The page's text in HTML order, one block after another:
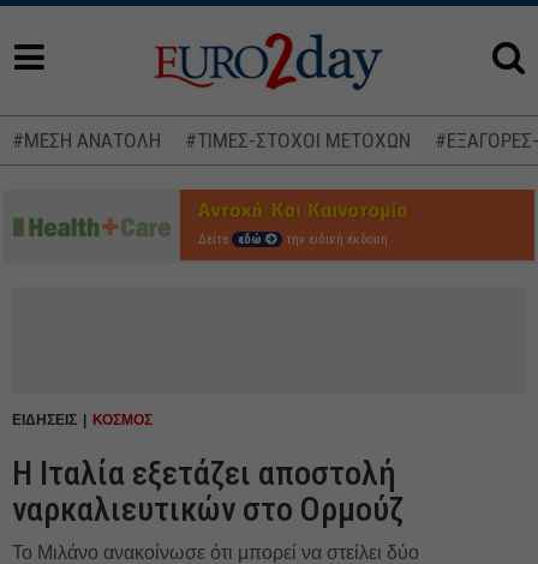
#ΜΕΣΗ ΑΝΑΤΟΛΗ #ΤΙΜΕΣ-ΣΤΟΧΟΙ ΜΕΤΟΧΩΝ
Δείτε εδώ την ειδική έκδοση
ΕΙΔΗΣΕΙΣ ΚΟΣΜΟΣ
Η Ιταλία εξετάζει αποστολή
ναρκαλιευτικών στο Ορμούζ
Το Μιλάνο ανακοίνωσε ότι μπορεί να στείλει δύο